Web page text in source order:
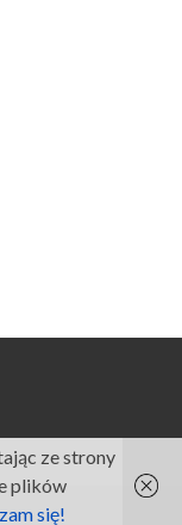
ze strony
plików
się!